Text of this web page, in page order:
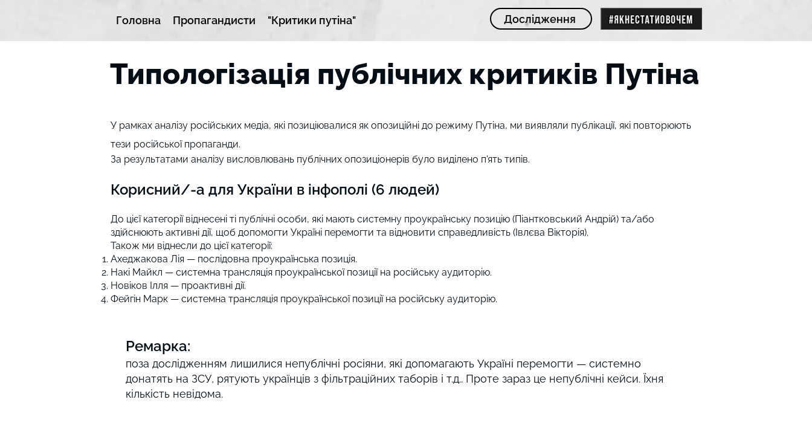
Головна Пропагандисти "Критики путіна" Дослідження
Типологізація публічних критиків Путіна
У рамках аналізу російських медіа, які позиціювалися як опозиційні до режиму Путіна, ми виявляли публікації, які повторюють
тези російської пропаганди.
За результатами аналізу висловлювань публічних опозиціонерів було виділено п'ять типів.
Корисний/-а для України в інфополі (6 людей)
До цієї категорії віднесені ті публічні особи, які мають системну проукраїнську позицію (Піантковський Андрій) та/або
здійснюють активні дії, щоб допомогти Україні перемогти та відновити справедливість (Івлєва Вікторія).
Також ми віднесли до цієї категорії:
Ахеджакова Лія — послідовна проукраїнська позиція.
Накі Майкл — системна трансляція проукраїнської позиції на російську аудиторію.
Новіков Ілля — проактивні дії.
Фейгін Марк — системна трансляція проукраїнської позиції на російську аудиторію.
Ремарка:
поза дослідженням лишилися непублічні росіяни, які допомагають Україні перемогти — системно
донатять на ЗСУ, рятують українців з фільтраційних таборів і т.д.. Проте зараз це непублічні кейси. Їхня
кількість невідома.